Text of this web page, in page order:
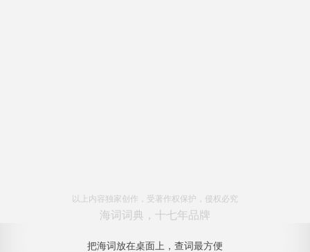
以上内容独家创作，受著作权保护，侵权必究
海词词典，十七年品牌
把海词放在桌面上，查词最方便